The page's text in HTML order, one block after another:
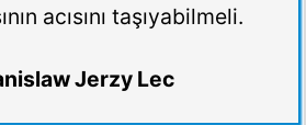
acısını taşıyabilmeli.
Jerzy Lec